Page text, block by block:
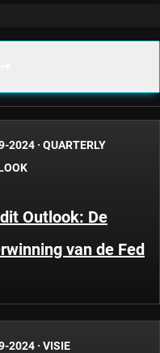
2024 · QUARTERLY
Outlook: De
van de Fed
2024 · VISIE